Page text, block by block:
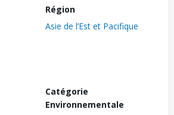
Région
Asie de l’Est et Pacifique
Catégorie
Environnementale